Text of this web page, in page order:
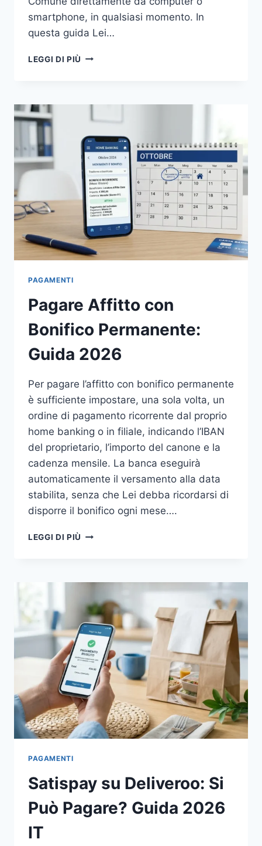
smartphone, in qualsiasi momento. In
questa guida Lei…
LEGGI DI PIÙ PAGARE
GUIDA
PAGOPA
PAGAMENTI
Pagare Affitto con
Bonifico Permanente:
Guida 2026
Per pagare l’affitto con bonifico permanente
è sufficiente impostare, una sola volta, un
ordine di pagamento ricorrente dal proprio
home banking o in filiale, indicando l’IBAN
del proprietario, l’importo del canone e la
cadenza mensile. La banca eseguirà
automaticamente il versamento alla data
stabilita, senza che Lei debba ricordarsi di
disporre il bonifico ogni mese….
LEGGI DI PIÙ PAGARE
PERMANENTE:
2026
PAGAMENTI
Satispay su Deliveroo: Si
Può Pagare? Guida 2026
IT